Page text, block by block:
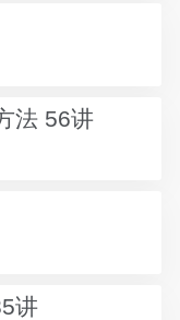
法 56讲
讲